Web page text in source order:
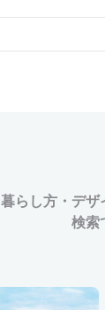
暮らし方・デザ
検索